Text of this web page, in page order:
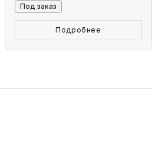
Под заказ
Подробнее